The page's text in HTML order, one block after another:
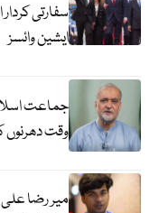
سفارتی
ایشین وائسز
وقت دھرنوں
میر رضا